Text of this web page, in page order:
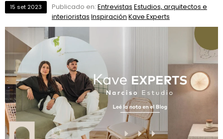
15 set 2023 Publicado en: Entrevistas Estudios, arquitectos e
interioristas Inspiración Kave Experts